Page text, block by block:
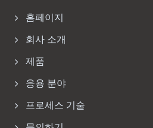
홈페이지
회사 소개
제품
응용 분야
프로세스 기술